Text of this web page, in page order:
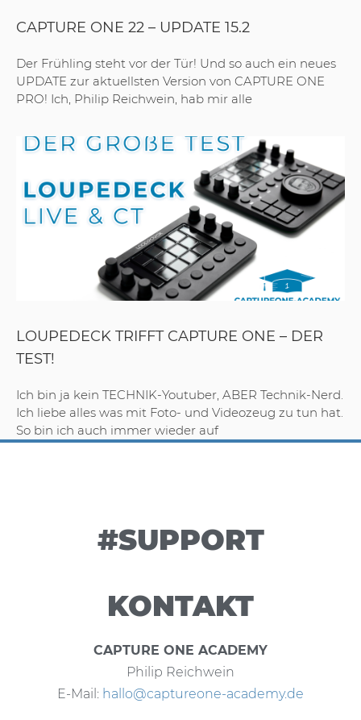
CAPTURE ONE 22 – UPDATE 15.2
Der Frühling steht vor der Tür! Und so auch ein neues
UPDATE zur aktuellsten Version von CAPTURE ONE
PRO! Ich, Philip Reichwein, hab mir alle
LOUPEDECK TRIFFT CAPTURE ONE – DER
TEST!
Ich bin ja kein TECHNIK-Youtuber, ABER Technik-Nerd.
Ich liebe alles was mit Foto- und Videozeug zu tun hat.
So bin ich auch immer wieder auf
#SUPPORT
KONTAKT
CAPTURE ONE ACADEMY
Philip Reichwein
E-Mail: hallo@captureone-academy.de